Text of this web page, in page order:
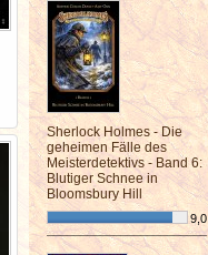
Sherlock Holmes - Die
geheimen Fälle des
Meisterdetektivs - Band 6:
Blutiger Schnee in
Bloomsbury Hill
9,0
¯¯¯¯¯¯¯¯¯¯¯¯¯¯¯¯¯¯¯¯¯¯¯¯